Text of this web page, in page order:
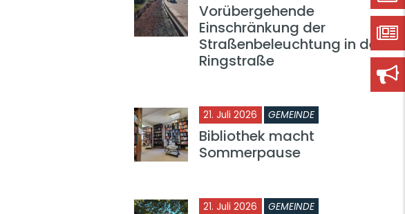
Vorübergehende
Einschränkung der
Straßenbeleuchtung in der
Ringstraße
21. Juli 2026 GEMEINDE
Bibliothek macht
Sommerpause
21. Juli 2026 GEMEINDE